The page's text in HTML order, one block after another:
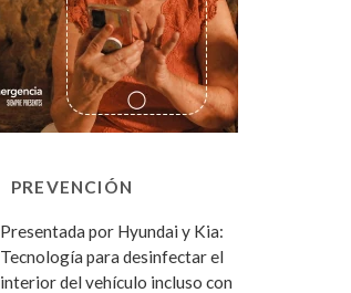
PREVENCIÓN
Presentada por Hyundai y Kia:
Tecnología para desinfectar el
interior del vehículo incluso con